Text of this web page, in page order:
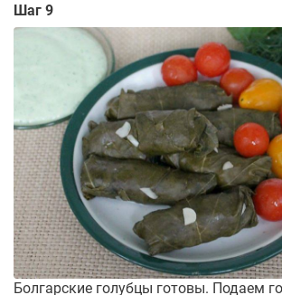
Шаг 9
Болгарские голубцы готовы. Подаем